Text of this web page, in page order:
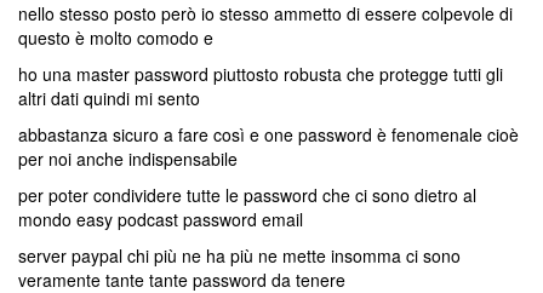
nello stesso posto però io stesso ammetto di essere colpevole di
questo è molto comodo e
ho una master password piuttosto robusta che protegge tutti gli
altri dati quindi mi sento
abbastanza sicuro a fare così e one password è fenomenale cioè
per noi anche indispensabile
per poter condividere tutte le password che ci sono dietro al
mondo easy podcast password email
server paypal chi più ne ha più ne mette insomma ci sono
veramente tante tante password da tenere